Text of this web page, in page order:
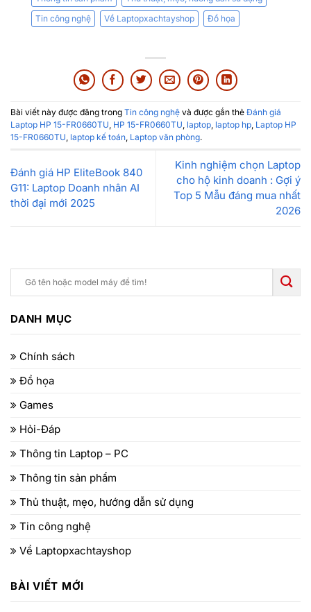
Tin công nghệ
Về Laptopxachtayshop Đồ họa
Bài viết này được đăng trong Tin công nghệ và được gắn thẻ Đánh giá
Laptop HP 15-FR0660TU HP 15-FR0660TU laptop laptop hp Laptop HP
15-FR0660TU laptop kế toán Laptop văn phòng.
Đánh giá HP EliteBook 840
G11: Laptop Doanh nhân AI
thời đại mới 2025
Kinh nghiệm chọn Laptop
cho hộ kinh doanh : Gợi ý
Top 5 Mẫu đáng mua nhất
2026
DANH MỤC
Chính sách
Đồ họa
Games
Hỏi-Đáp
Thông tin Laptop – PC
Thông tin sản phẩm
Thủ thuật, mẹo, hướng dẫn sử dụng
Tin công nghệ
Về Laptopxachtayshop
BÀI VIẾT MỚI